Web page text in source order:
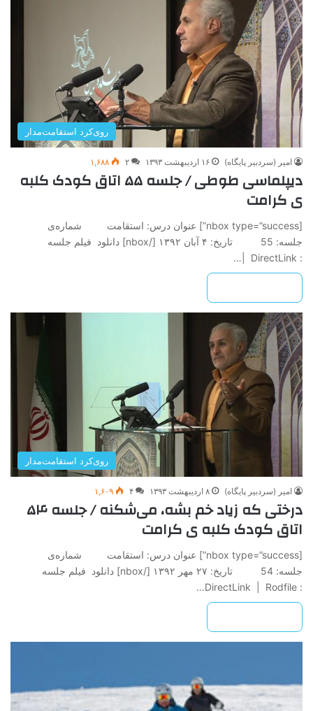
روی‌کرد استقامت‌مدار
امیر (سردبیر پایگاه) ۱۶ اردیبهشت ۱۳۹۳ ۲ ۱,۶۸۸
دیپلماسی طوطی / جلسه ۵۵ اتاق کودک کلبه
ی کرامت
[nbox type=”success”] عنوان درس: استقامت شماره‌ی
جلسه: 55 تاريخ: ۴ آبان ۱۳۹۲ ‌[/nbox] دانلود فیلم جلسه
: DirectLink |…
روی‌کرد استقامت‌مدار
امیر (سردبیر پایگاه) ۸ اردیبهشت ۱۳۹۳ ۴ ۱,۶۰۹
درختی که زیاد خم بشه، می‌شکنه / جلسه ۵۴
اتاق کودک کلبه ی کرامت
[nbox type=”success”] عنوان درس: استقامت شماره‌ی
جلسه: 54 تاريخ: ۲۷ مهر ۱۳۹۲ ‌[/nbox] دانلود فیلم جلسه
: DirectLink | Rodfile…